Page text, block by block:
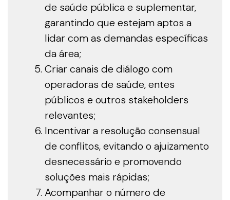
de saúde pública e suplementar,
garantindo que estejam aptos a
lidar com as demandas específicas
da área;
Criar canais de diálogo com
operadoras de saúde, entes
públicos e outros stakeholders
relevantes;
Incentivar a resolução consensual
de conflitos, evitando o ajuizamento
desnecessário e promovendo
soluções mais rápidas;
Acompanhar o número de